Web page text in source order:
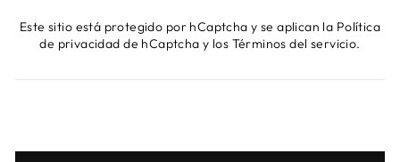
Este sitio está protegido por hCaptcha y se aplican la Política
de privacidad de hCaptchay los Términos del servicio.